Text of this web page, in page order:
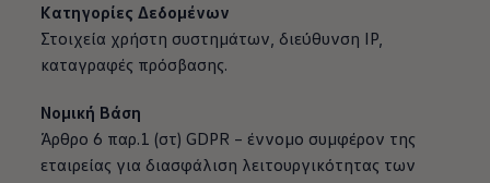
Κατηγορίες Δεδομένων
Στοιχεία χρήστη συστημάτων, διεύθυνση IP,
καταγραφές πρόσβασης.
Νομική Βάση
Άρθρο 6 παρ.1 (στ) GDPR – έννομο συμφέρον της
εταιρείας για διασφάλιση λειτουργικότητας των